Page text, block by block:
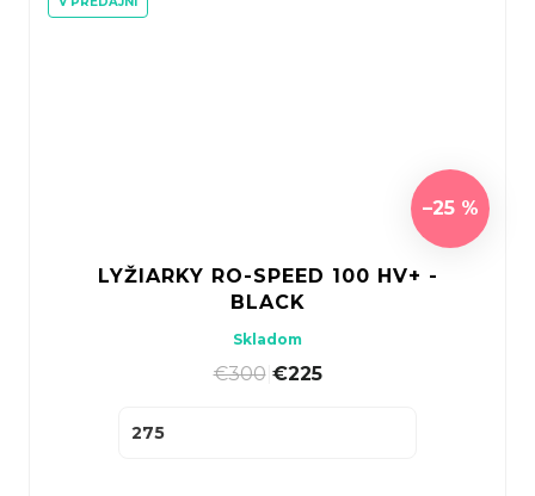
–25 %
LYŽIARKY RO-SPEED 100 HV+ -
BLACK
Skladom
€300| €225
275